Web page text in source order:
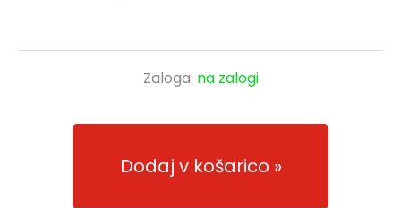
Zaloga: na zalogi
Dodaj v košarico